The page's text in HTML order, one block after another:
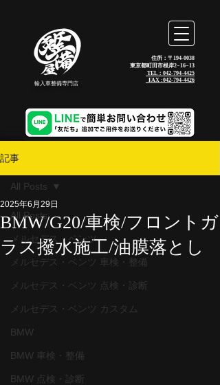
輸入車整備専門店
住所：〒194-0038
東京都町田市根岸2−16−13
TEL：042-794-4425
_FAX :042-794-4426
記事
All Posts
メルセデス・ベンツ
メルセデス・ベンツ 車検・整備
メルセデス・ベンツ 点検・診断
メルセデス・ベンツ カスタム
BMW
BMW 車検・整備
BMW 点検・診断
All Posts
BMW/G20/車検/フロントガ
ラス撥水施工/油膜落とし
2025年6月29日